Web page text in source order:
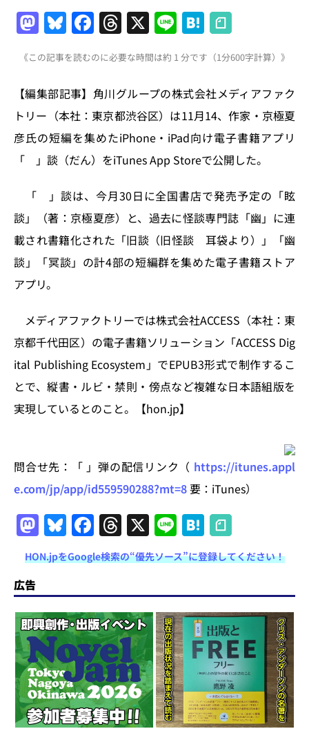
M
a
st
o
d
o
n
Bl
u
e
s
k
y
F
a
c
e
b
o
o
T
h
re
a
d
s
X Li
n
e
H
at
e
n
a
《この記事を読むのに必要な時間は約 1 分です（1分600字計算）》
【編集部記事】角川グループの株式会社メディアファク
トリー（本社：東京都渋谷区）は11月14、作家・京極夏
彦氏の短編を集めたiPhone・iPad向け電子書籍アプリ
「 」談（だん）をiTunes App Storeで公開した。
「 」談は、今月30日に全国書店で発売予定の「眩
談」（著：京極夏彦）と、過去に怪談専門誌「幽」に連
載され書籍化された「旧談（旧怪談 耳袋より）」「幽
談」「冥談」の計4部の短編群を集めた電子書籍ストア
アプリ。
メディアファクトリーでは株式会社ACCESS（本社：東
京都千代田区）の電子書籍ソリューション「ACCESS Dig
ital Publishing Ecosystem」でEPUB3形式で制作するこ
とで、縦書・ルビ・禁則・傍点など複雑な日本語組版を
実現しているとのこと。【hon.jp】
問合せ先：「 」弾の配信リンク（ https://itunes.appl
e.com/jp/app/id559590288?mt=8要：iTunes）
M
a
st
o
d
o
n
Bl
u
e
s
k
y
F
a
c
e
b
o
o
k
T
h
re
a
d
s
X Li
n
e
H
at
e
n
a
HON.jpをGoogle検索の“優先ソース”に登録してください！
広告